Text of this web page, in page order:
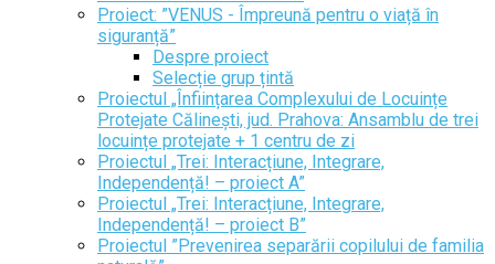
Proiect: ”VENUS - Împreună pentru o viață în
siguranță”
Despre proiect
Selecție grup țintă
Proiectul „Înființarea Complexului de Locuințe
Protejate Călinești, jud. Prahova: Ansamblu de trei
locuințe protejate + 1 centru de zi
Proiectul „Trei: Interacțiune, Integrare,
Independență! – proiect A”
Proiectul „Trei: Interacțiune, Integrare,
Independență! – proiect B”
Proiectul ”Prevenirea separării copilului de familia